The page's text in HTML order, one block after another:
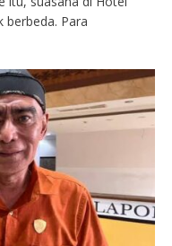
berbeda. Para